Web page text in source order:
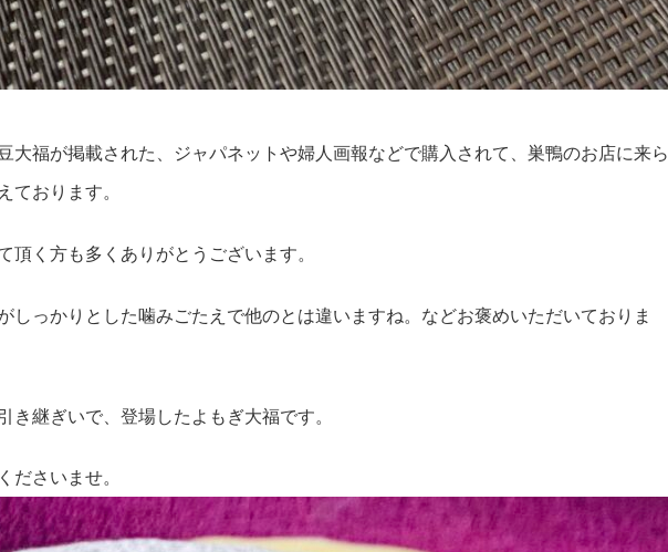
大福が掲載された、ジャパネットや婦人画報などで購入されて、巣鴨のお店に来ら
ております。
頂く方も多くありがとうございます。
しっかりとした噛みごたえで他のとは違いますね。などお褒めいただいておりま
き継ぎいで、登場したよもぎ大福です。
ださいませ。